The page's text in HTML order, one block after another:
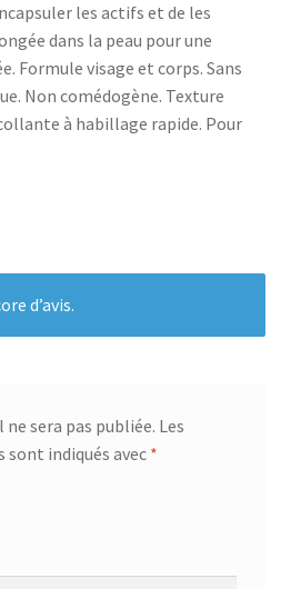
les actifs et de les
dans la peau pour une
Formule visage et corps. Sans
Non comédogène. Texture
à habillage rapide. Pour
d’avis.
sera pas publiée. Les
indiqués avec *